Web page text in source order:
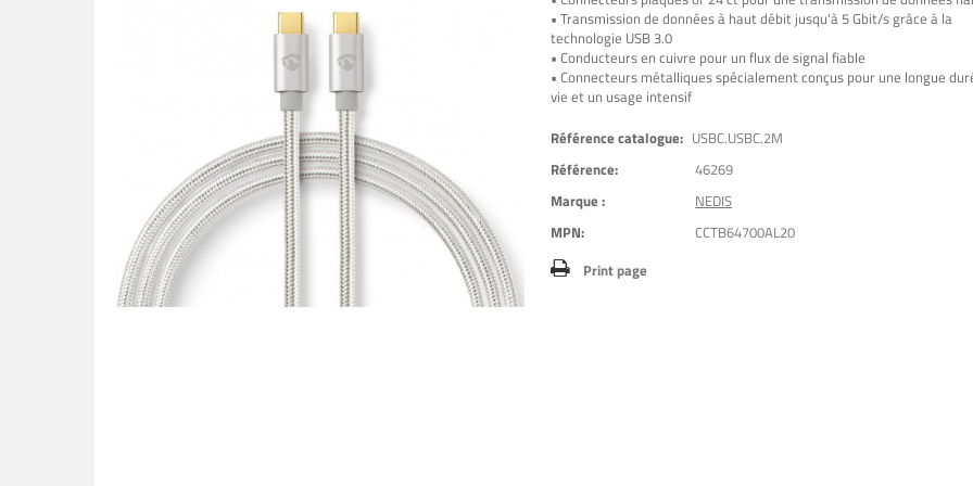
• Transmission de données à haut débit jusqu'à 5 Gbit/s grâce à la
technologie USB 3.0
• Conducteurs en cuivre pour un flux de signal fiable
• Connecteurs métalliques spécialement conçus pour une longue
vie et un usage intensif
Référence catalogue: USBC.USBC.2M
Référence:
46269
Marque :
NEDIS
MPN:
CCTB64700AL20
Print page